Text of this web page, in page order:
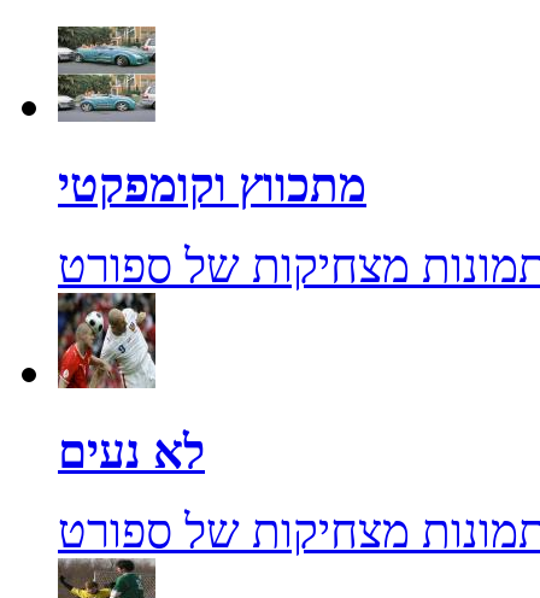
מתכווץ וקומפקטי
מצחיקות של ספורט
לא נעים
מצחיקות של ספורט